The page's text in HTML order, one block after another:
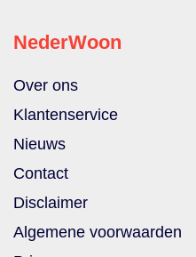
NederWoon
Over ons
Klantenservice
Nieuws
Contact
Disclaimer
Algemene voorwaarden